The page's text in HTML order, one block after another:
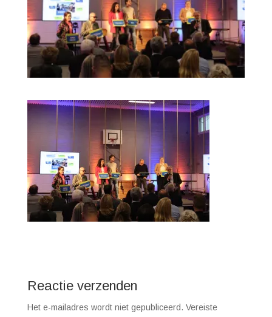
Reactie verzenden
Het e-mailadres wordt niet gepubliceerd. Vereiste